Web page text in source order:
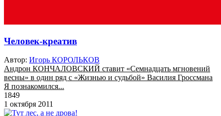
Человек-креатив
Автор: Игорь КОРОЛЬКОВ
Андрон КОНЧАЛОВСКИЙ ставит «Семнадцать мгновений
весны» в один ряд с «Жизнью и судьбой» Василия Гроссмана
Я познакомился...
1849
1 октября 2011